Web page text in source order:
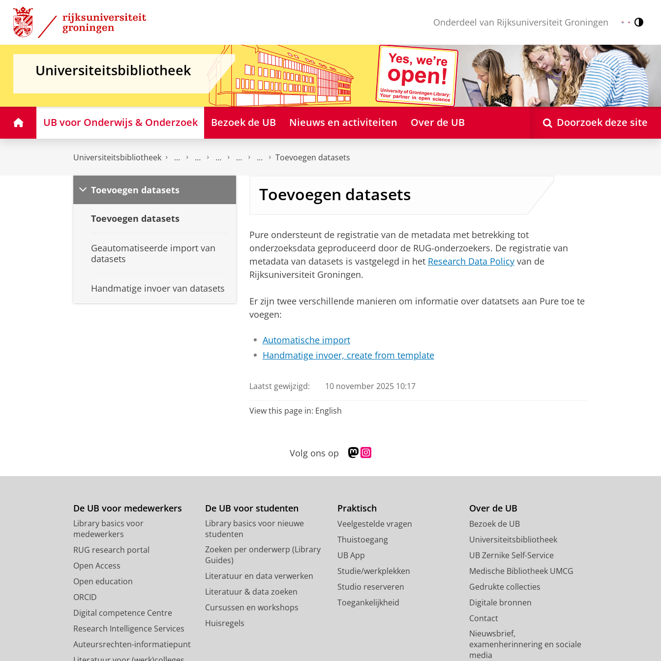
Skip
Content
Skip
Navigation
Onderdeel van Rijksuniversiteit Groningen Nederlands
English
Universiteitsbibliotheek
HomeUB voor Onderwijs & Onderzoek Bezoek de UB Nieuws en activiteiten Over de UB Doorzoek deze site
Universiteitsbibliotheek Toevoegen datasets
Toevoegen datasets
Toevoegen datasets
Geautomatiseerde import van
datasets
Handmatige invoer van datasets
Toevoegen datasets
Pure ondersteunt de registratie van de metadata met betrekking tot
onderzoeksdata geproduceerd door de RUG-onderzoekers. De registratie van
metadata van datasets is vastgelegd in het Research Data Policyvan de
Rijksuniversiteit Groningen.
Er zijn twee verschillende manieren om informatie over datatsets aan Pure toe te
voegen:
Automatische import
Handmatige invoer, create from template
Laatst gewijzigd: 10 november 2025 10:17
View this page in: English
Volg ons op
M
s
d
n
p
o
f
i
e
l
s
g
r
a
m
c
c
o
u
De UB voor medewerkers
Library basics voor
medewerkers
RUG research portal
Open Access
Open education
ORCID
Digital competence Centre
Research Intelligence Services
Auteursrechten-informatiepunt
De UB voor studenten
Library basics voor nieuwe
studenten
Zoeken per onderwerp (Library
Guides)
Literatuur en data verwerken
Literatuur & data zoeken
Cursussen en workshops
Huisregels
Praktisch
Veelgestelde vragen
Thuistoegang
UB App
Studie/werkplekken
Studio reserveren
Toegankelijkheid
Over de UB
Bezoek de UB
Universiteitsbibliotheek
UB Zernike Self-Service
Medische Bibliotheek UMCG
Gedrukte collecties
Digitale bronnen
Contact
Nieuwsbrief,
examenherinnering en sociale
media